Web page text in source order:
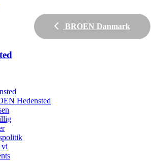
BROEN Danmark
Hedensted
vi